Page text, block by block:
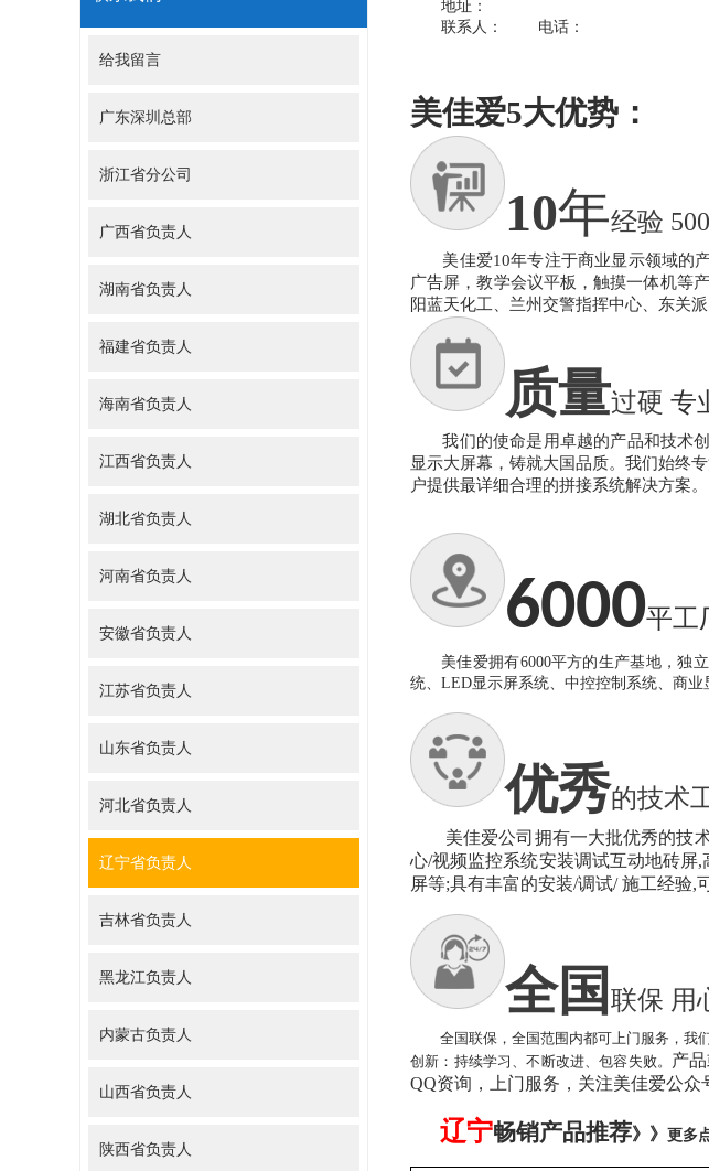
给我留言
广东深圳总部
浙江省分公司
广西省负责人
湖南省负责人
福建省负责人
海南省负责人
江西省负责人
湖北省负责人
河南省负责人
安徽省负责人
江苏省负责人
山东省负责人
河北省负责人
辽宁省负责人
吉林省负责人
黑龙江负责人
内蒙古负责人
山西省负责人
陕西省负责人
地址：
联系人：
电话：
美佳爱5大优势：
10年经验
美佳爱10年专注于商业显示领域的
广告屏，教学会议平板，触摸一体机等
阳蓝天化工、兰州交警指挥中心、东关
质量过硬 专
我们的使命是用卓越的产品和技术
显示大屏幕，铸就大国品质。 我们始终
户提供最详细合理的拼接系统解决方案。
6000平工
美佳爱拥有6000平方的生产基地，独
统、 LED显示屏系统、 中控控制 系统、商业
优秀的技术
美佳爱公司拥有一大批优秀的技
心/视频监控系统安装调试互动地砖屏
屏等;具有丰富的安装/调试/ 施工经验,
全国 联保 用
全国联保，全国范围内都可上门服务，我
创新：持续学习、不断改进、包容失败。 产
QQ资询，上门服务，关注美佳爱公众
辽宁畅销产品推荐》》 更多